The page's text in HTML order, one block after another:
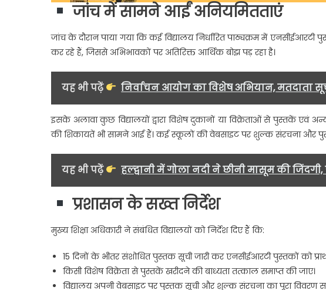
जांच में सामने आईं अनियमितताएं
जांच के दौरान पाया गया कि कई विद्यालय निर्धारित पाठ्यक्रम में एनसीईआरटी
कर रहे हैं, जिससे अभिभावकों पर अतिरिक्त आर्थिक बोझ पड़ रहा है।
यह भी पढ़ें निर्वाचन आयोग का विशेष अभियान, मतदाता
इसके अलावा कुछ विद्यालयों द्वारा विशेष दुकानों या विक्रेताओं से पुस्तकें एवं
की शिकायतें भी सामने आई हैं। कई स्कूलों की वेबसाइट पर शुल्क संरचना और
यह भी पढ़ें हल्द्वानी में गोला नदी ने छीनी मासूम की जिंदगी,
प्रशासन के सख्त निर्देश
मुख्य शिक्षा अधिकारी ने संबंधित विद्यालयों को निर्देश दिए हैं कि:
15 दिनों के भीतर संशोधित पुस्तक सूची जारी कर एनसीईआरटी पुस्तकों को
किसी विशेष विक्रेता से पुस्तकें खरीदने की बाध्यता तत्काल समाप्त की जाए।
विद्यालय अपनी वेबसाइट पर पुस्तक सूची और शुल्क संरचना का पूरा विवरण